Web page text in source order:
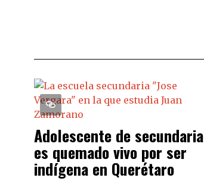
Adolescente de secundaria
es quemado vivo por ser
indígena en Querétaro